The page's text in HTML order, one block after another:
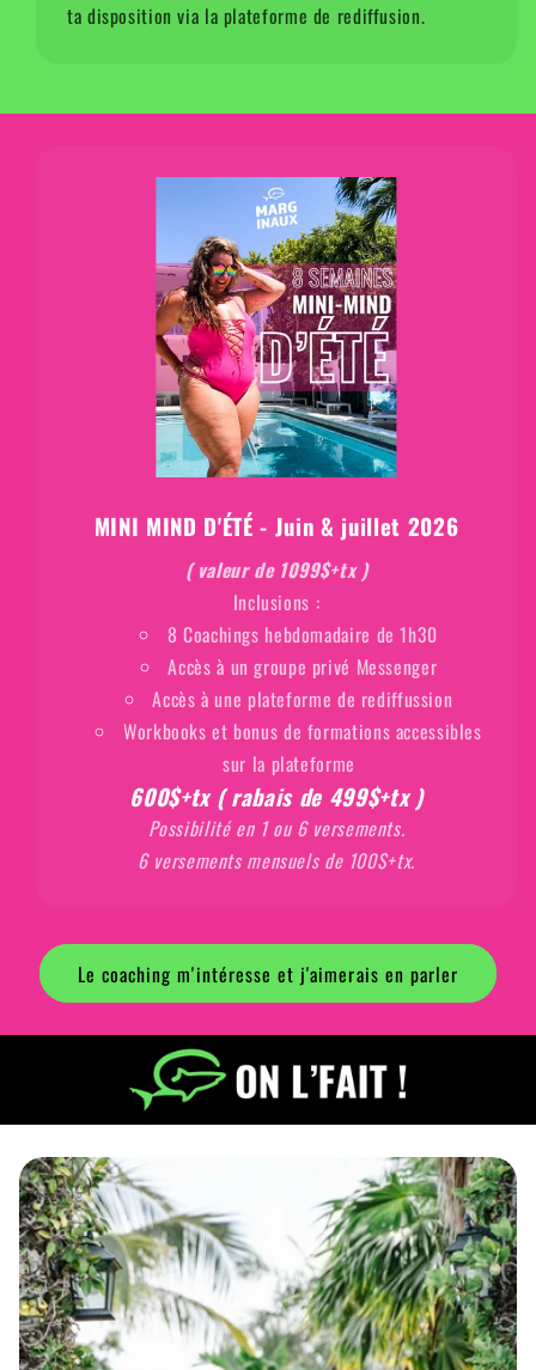
ta disposition via la plateforme de rediffusion.
MINI MIND D'ÉTÉ - Juin & juillet 2026
( valeur de 1099$+tx )
Inclusions :
8 Coachings hebdomadaire de 1h30
Accès à un groupe privé Messenger
Accès à une plateforme de rediffussion
Workbooks et bonus de formations accessibles
sur la plateforme
600$+tx ( rabais de 499$+tx )
Possibilité en 1 ou 6 versements.
6 versements mensuels de 100$+tx.
Le coaching m'intéresse et j'aimerais en parler